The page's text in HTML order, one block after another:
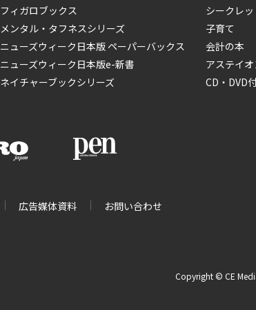
フィガロブックス
メンタル・タフネスシリーズ
ニューズウィーク日本版 ペーパーバックス
ニューズウィーク日本版e-新書
ネイチャーブックシリーズ
シークレ
子育て
会計の本
アステイオ
CD・DVD
広告媒体資料 お問い合わせ
Copyright © CE